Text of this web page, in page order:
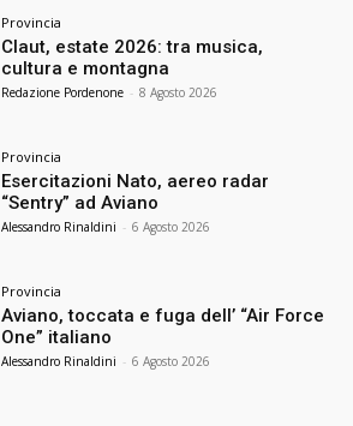
Provincia
Claut, estate 2026: tra musica,
cultura e montagna
Redazione Pordenone - 8 Agosto 2026
Provincia
Esercitazioni Nato, aereo radar
“Sentry” ad Aviano
Alessandro Rinaldini - 6 Agosto 2026
Provincia
Aviano, toccata e fuga dell’ “Air Force
One” italiano
Alessandro Rinaldini - 6 Agosto 2026